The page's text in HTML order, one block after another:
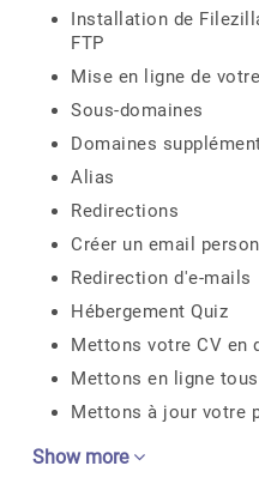
Installation de
FTP
Mise en ligne de
Sous-domaines
Domaines
Alias
Redirections
Créer un email
Redirection d'e-mails
Hébergement Quiz
Mettons votre CV en
Mettons en ligne
Mettons à jour votre
Show more